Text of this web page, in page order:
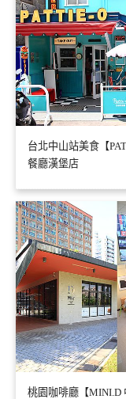
台北中山站美食【
餐廳漢堡店
桃園咖啡廳【MINI.D